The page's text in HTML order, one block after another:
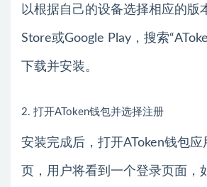
以根据自己的设备选择相应的版
Store或Google Play，搜索
下载并安装。
2. 打开AToken钱包并选择注册
安装完成后，打开AToken钱包
页，用户将看到一个登录页面，